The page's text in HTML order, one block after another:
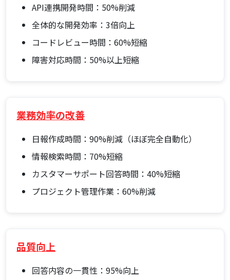
API連携開発時間：50%削減
全体的な開発効率：3倍向上
コードレビュー時間：60%短縮
障害対応時間：50%以上短縮
業務効率の改善
日報作成時間：90%削減（ほぼ完全自動化）
情報検索時間：70%短縮
カスタマーサポート回答時間：40%短縮
プロジェクト管理作業：60%削減
品質向上
回答内容の一貫性：95%向上